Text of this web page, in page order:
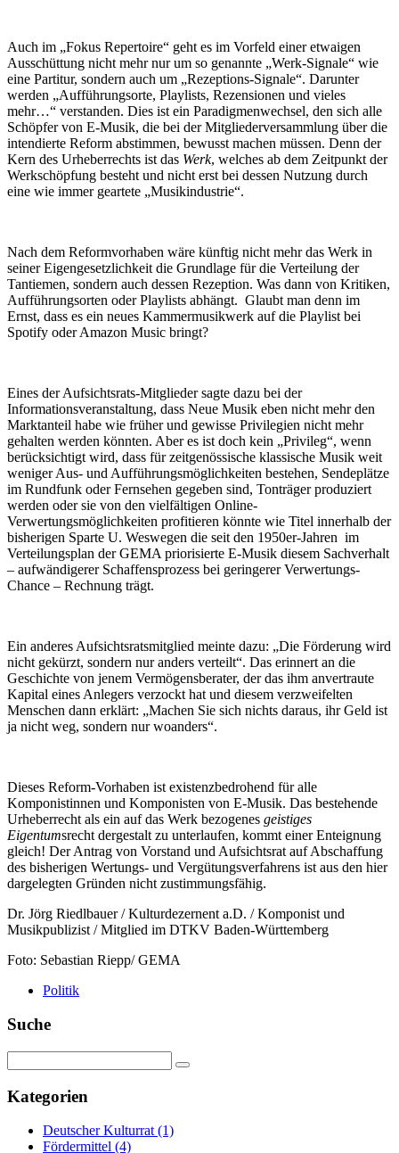
Auch im „Fokus Repertoire“ geht es im Vorfeld einer etwaigen
Ausschüttung nicht mehr nur um so genannte „Werk-Signale“ wie
eine Partitur, sondern auch um „Rezeptions-Signale“. Darunter
werden „Aufführungsorte, Playlists, Rezensionen und vieles
mehr…“ verstanden. Dies ist ein Paradigmenwechsel, den sich alle
Schöpfer von E-Musik, die bei der Mitgliederversammlung über die
intendierte Reform abstimmen, bewusst machen müssen. Denn der
Kern des Urheberrechts ist das Werk, welches ab dem Zeitpunkt der
Werkschöpfung besteht und nicht erst bei dessen Nutzung durch
eine wie immer geartete „Musikindustrie“.
Nach dem Reformvorhaben wäre künftig nicht mehr das Werk in
seiner Eigengesetzlichkeit die Grundlage für die Verteilung der
Tantiemen, sondern auch dessen Rezeption. Was dann von Kritiken,
Aufführungsorten oder Playlists abhängt. Glaubt man denn im
Ernst, dass es ein neues Kammermusikwerk auf die Playlist bei
Spotify oder Amazon Music bringt?
Eines der Aufsichtsrats-Mitglieder sagte dazu bei der
Informationsveranstaltung, dass Neue Musik eben nicht mehr den
Marktanteil habe wie früher und gewisse Privilegien nicht mehr
gehalten werden könnten. Aber es ist doch kein „Privileg“, wenn
berücksichtigt wird, dass für zeitgenössische klassische Musik weit
weniger Aus- und Aufführungsmöglichkeiten bestehen, Sendeplätze
im Rundfunk oder Fernsehen gegeben sind, Tonträger produziert
werden oder sie von den vielfältigen Online-
Verwertungsmöglichkeiten profitieren könnte wie Titel innerhalb der
bisherigen Sparte U. Weswegen die seit den 1950er-Jahren im
Verteilungsplan der GEMA priorisierte E-Musik diesem Sachverhalt
– aufwändigerer Schaffensprozess bei geringerer Verwertungs-
Chance – Rechnung trägt.
Ein anderes Aufsichtsratsmitglied meinte dazu: „Die Förderung wird
nicht gekürzt, sondern nur anders verteilt“. Das erinnert an die
Geschichte von jenem Vermögensberater, der das ihm anvertraute
Kapital eines Anlegers verzockt hat und diesem verzweifelten
Menschen dann erklärt: „Machen Sie sich nichts daraus, ihr Geld ist
ja nicht weg, sondern nur woanders“.
Dieses Reform-Vorhaben ist existenzbedrohend für alle
Komponistinnen und Komponisten von E-Musik. Das bestehende
Urheberrecht als ein auf das Werk bezogenes geistiges
Eigentumsrecht dergestalt zu unterlaufen, kommt einer Enteignung
gleich! Der Antrag von Vorstand und Aufsichtsrat auf Abschaffung
des bisherigen Wertungs- und Vergütungsverfahrens ist aus den hier
dargelegten Gründen nicht zustimmungsfähig.
Dr. Jörg Riedlbauer / Kulturdezernent a.D. / Komponist und
Musikpublizist / Mitglied im DTKV Baden-Württemberg
Foto: Sebastian Riepp/ GEMA
Politik
Suche
Kategorien
Deutscher Kulturrat (1)
Fördermittel (4)